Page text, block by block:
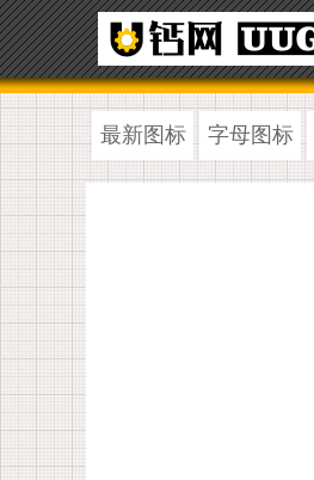
最新图标 字母图标